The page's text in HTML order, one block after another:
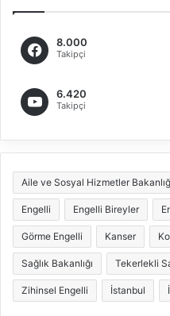
8.000
Takipçi
6.420
Takipçi
Aile ve Sosyal Hizmetler
Engelli Engelli Bireyler
Görme Engelli Kanser
Sağlık Bakanlığı Tekerlekli
Zihinsel Engelli İstanbul